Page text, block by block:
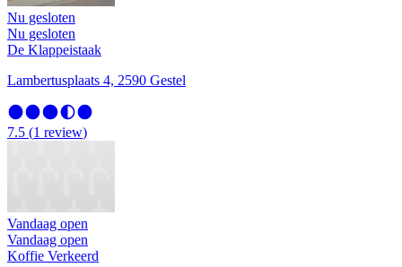
Nu gesloten
Nu gesloten
De Klappeistaak
Lambertusplaats 4, 2590 Gestel
7.5 (1 review)
Vandaag open
Vandaag open
Koffie Verkeerd